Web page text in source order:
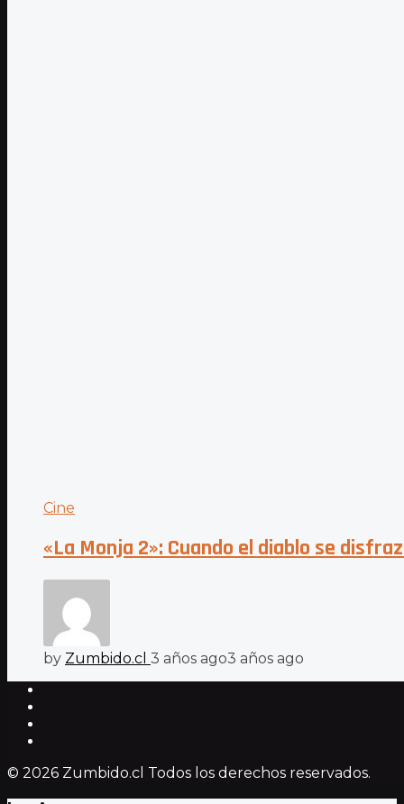
Cine
«La Monja 2»: Cuando el diablo se
by Zumbido.cl 3 años ago3 años ago
© 2026 Zumbido.cl Todos los derechos reservados.